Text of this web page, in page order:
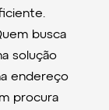
busca
solução
endereço
procura